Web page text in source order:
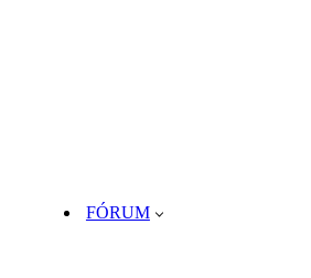
FÓRUM